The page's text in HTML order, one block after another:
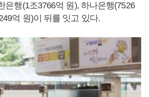
은행(1조3766억 원), 하나은행(7526
억 원)이 뒤를 잇고 있다.